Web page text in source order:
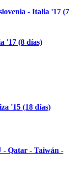
- Italia '17 (7
'17 (8 días)
'15 (18 días)
Qatar - Taiwán -